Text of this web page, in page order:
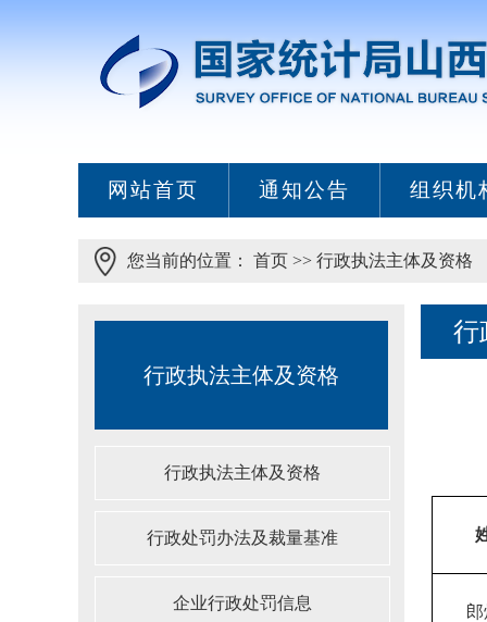
网站首页 通知公告 组织机
您当前的位置： 首页 >> 行政执法主体及资格
行政执法主体及资格
行政执法主体及资格
行政处罚办法及裁量基准
企业行政处罚信息
行